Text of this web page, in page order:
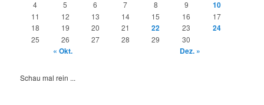
4
5 6 7 8 9 10
11 12 13 14 15 16
17
18
19 20 21 22 23 24
25 26 27 28 29 30
« Okt. Dez. »
Schau mal rein ...